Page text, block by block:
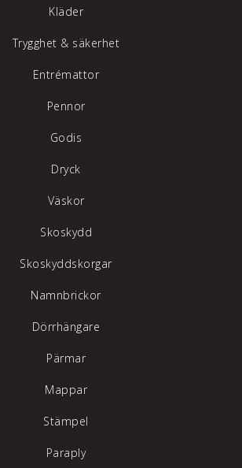
Kläder
Trygghet & säkerhet
Entrémattor
Pennor
Godis
Dryck
Väskor
Skoskydd
Skoskyddskorgar
Namnbrickor
Dörrhängare
Pärmar
Mappar
Stämpel
Paraply